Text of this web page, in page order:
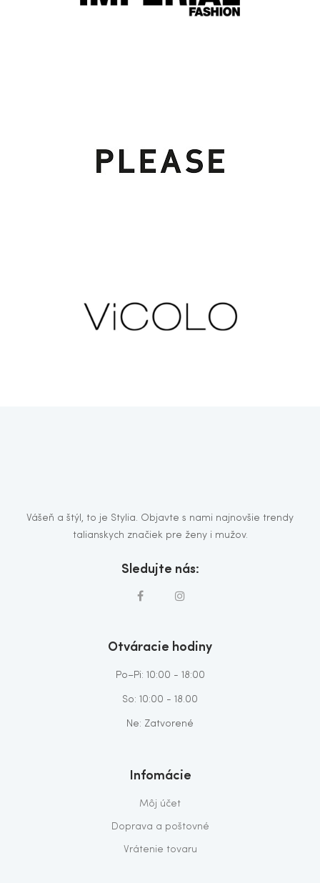
Vášeň a štýl, to je Stylia. Objavte s nami najnovšie trendy
talianskych značiek pre ženy i mužov.
Sledujte nás:
Otváracie hodiny
Po–Pi: 10:00 - 18:00
So: 10:00 - 18.00
Ne: Zatvorené
Infomácie
Môj účet
Doprava a poštovné
Vrátenie tovaru